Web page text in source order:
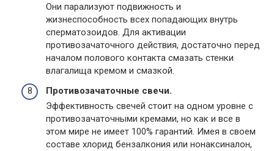
Они парализуют подвижность и
жизнеспособность всех попадающих внутрь
сперматозоидов. Для активации
противозачаточного действия, достаточно перед
началом полового контакта смазать стенки
влагалища кремом и смазкой.
Противозачаточные свечи.
Эффективность свечей стоит на одном уровне с
противозачаточными кремами, но как и все в
этом мире не имеет 100% гарантий. Имея в своем
составе хлорид бензалкония или нонаксиналон,